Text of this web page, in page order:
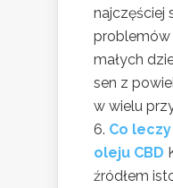
najczęściej
małych
sen z
w wielu
Co leczy
oleju CBD
źródłem